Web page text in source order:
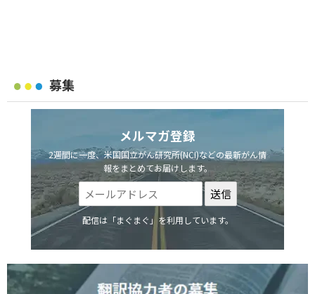
募集
メルマガ登録
2週間に一度、米国国立がん研究所(NCI)などの最新がん情
報をまとめてお届けします。
配信は「まぐまぐ」を利用しています。